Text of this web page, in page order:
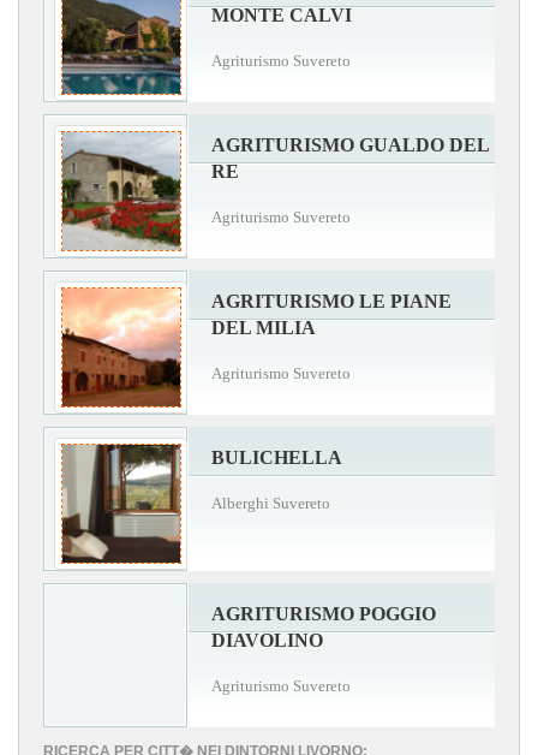
MONTE CALVI
Agriturismo Suvereto
AGRITURISMO GUALDO DEL
RE
Agriturismo Suvereto
AGRITURISMO LE PIANE
DEL MILIA
Agriturismo Suvereto
BULICHELLA
Alberghi Suvereto
AGRITURISMO POGGIO
DIAVOLINO
Agriturismo Suvereto
RICERCA PER CITT� NEI DINTORNI LIVORNO: